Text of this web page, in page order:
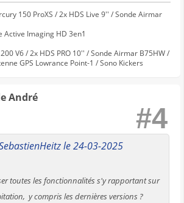
150 ProXS / 2x HDS Live 9'' / Sonde Airmar
Active Imaging HD 3en1
V6 / 2x HDS PRO 10'' / Sonde Airmar B75HW /
GPS Lowrance Point-1 / Sono Kickers
André
#4
le 24-03-2025
toutes les fonctionnalités s'y rapportant sur
y compris les dernières versions ?